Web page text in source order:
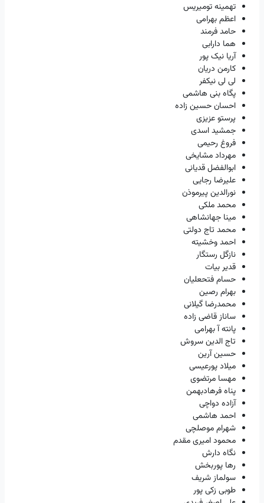
تهمینه تومیریس
اعظم بهرامی
حامد فرمند
هما دارابی
آریا نیک پور
کارمن دریان
لی لی نیکفر
پگاه بنی هاشمی
احسان حسین زاده
پرستو عزیزی
جمشید اسدی
فروغ رحیمی
مهرداد مشایخی
ابوالفضل قدیانی
علیرضا رجایی
نورالدین پیرموذن
محمد ملکی
مینا جهانشاهی
محمد تاج دولتی
احمد وخشیته
نازگل رستگار
قدیر بیات
حسام فتحعلیان
بهرام رصین
محمدرضا گیلانی
ساناز قاضی زاده
پانته آ بهرامی
تاج الدین سروش
حسین آرین
میلاد پورعیسی
مهسا مرتضوی
پناه فرهادبهمن
آزاده دواچی
احمد هاشمی
شهرام موصلچی
محمود امیری مقدم
نگاه دارش
رها پوربخش
سولماز شریف
طوبی زکی پور